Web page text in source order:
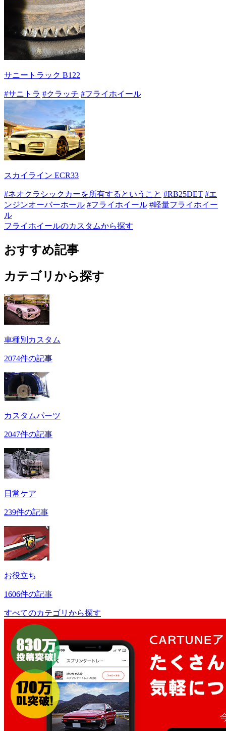
サニートラック B122
#サニトラ #クラッチ #フライホイール
スカイライン ECR33
#ネオクラシックカーを所有するということ #RB25DET #エ
ンジンオーバーホール #フライホイール #軽量フライホイー
ル
フライホイールのカスタムから探す
おすすめ記事
カテゴリから探す
車種別カスタム
2074件の記事
カスタムパーツ
2047件の記事
日常ケア
239件の記事
お役立ち
1606件の記事
すべてのカテゴリから探す